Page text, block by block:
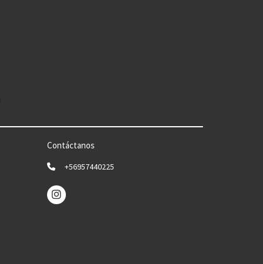
Contáctanos
+56957440225